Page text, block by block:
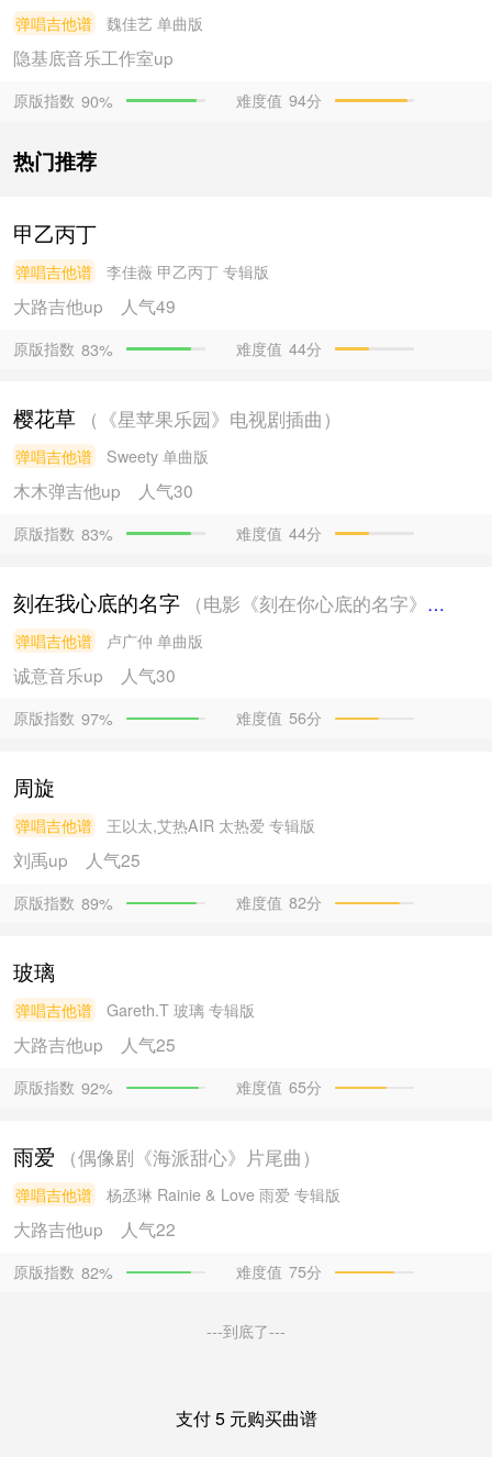
弹唱吉他谱 魏佳艺 单曲版
隐基底音乐工作室up
原版指数 90% 难度值 94分
热门推荐
甲乙丙丁
弹唱吉他谱 李佳薇 甲乙丙丁 专辑版
大路吉他up 人气49
原版指数 83% 难度值 44分
樱花草 （《星苹果乐园》电视剧插曲）
弹唱吉他谱 Sweety 单曲版
木木弹吉他up 人气30
原版指数 83% 难度值 44分
刻在我心底的名字 （电影《刻在你心底的名字》主题曲）
弹唱吉他谱 卢广仲 单曲版
诚意音乐up 人气30
原版指数 97% 难度值 56分
周旋
弹唱吉他谱 王以太,艾热AIR 太热爱 专辑版
刘禹up 人气25
原版指数 89% 难度值 82分
玻璃
弹唱吉他谱 Gareth.T 玻璃 专辑版
大路吉他up 人气25
原版指数 92% 难度值 65分
雨爱 （偶像剧《海派甜心》片尾曲）
弹唱吉他谱 杨丞琳 Rainie & Love 雨爱 专辑版
大路吉他up 人气22
原版指数 82% 难度值 75分
---到底了---
支付 5 元购买曲谱